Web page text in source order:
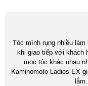
Tóc mình rụng nhiều
khi giao tiếp với khách
mọc tóc khác nhau
Kaminomoto Ladies EX